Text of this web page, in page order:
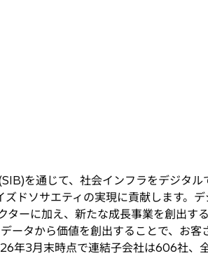
を通じて、社会インフラをデジタル
ドソサエティの実現に貢献します。デ
ターに加え、新たな成長事業を創出す
ータから価値を創出することで、お客
年3月末時点で連結子会社は606社、